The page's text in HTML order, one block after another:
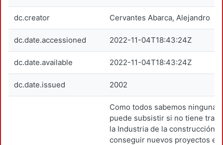
dc.creator Cervantes Abarca, Alejandro
dc.date.accessioned 2022-11-04T18:43:24Z
dc.date.available 2022-11-04T18:43:24Z
dc.date.issued 2002
Como todos sabemos ninguna
puede subsistir si no tiene
la Industria de la construcción
conseguir nuevos proyectos es